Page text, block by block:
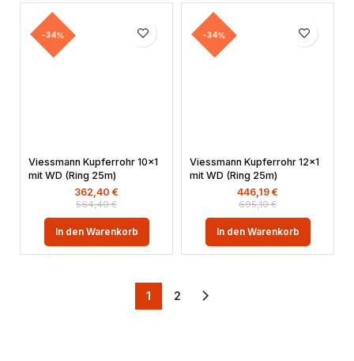
-34%
Viessmann Kupferrohr 10×1
mit WD (Ring 25m)
564,40€
362,40 €
In den Warenkorb
-34%
Viessmann Kupferrohr 12×1
mit WD (Ring 25m)
695,10€
446,19 €
In den Warenkorb
1 2